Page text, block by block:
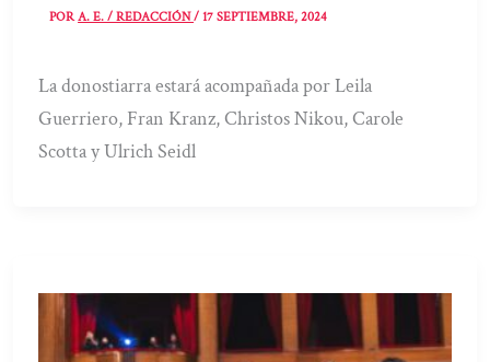
PORA. E. / REDACCIÓN/17 SEPTIEMBRE, 2024
La donostiarra estará acompañada por Leila
Guerriero, Fran Kranz, Christos Nikou, Carole
Scotta y Ulrich Seidl